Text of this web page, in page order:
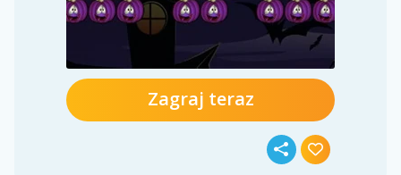
Zagraj teraz